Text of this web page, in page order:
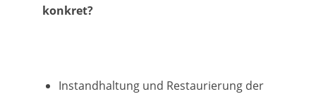
konkret?
Instandhaltung und Restaurierung der